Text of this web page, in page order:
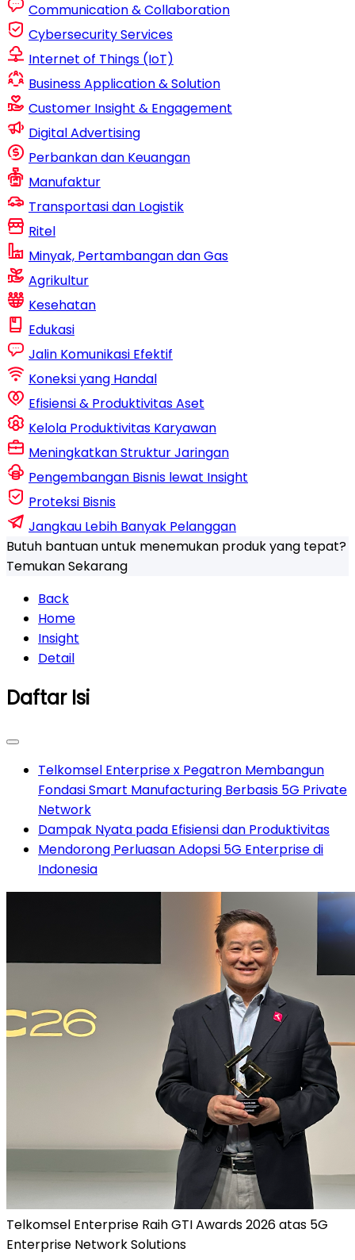
Communication & Collaboration
Cybersecurity Services
Internet of Things (IoT)
Business Application & Solution
Customer Insight & Engagement
Digital Advertising
Perbankan dan Keuangan
Manufaktur
Transportasi dan Logistik
Ritel
Minyak, Pertambangan dan Gas
Agrikultur
Kesehatan
Edukasi
Jalin Komunikasi Efektif
Koneksi yang Handal
Efisiensi & Produktivitas Aset
Kelola Produktivitas Karyawan
Meningkatkan Struktur Jaringan
Pengembangan Bisnis lewat Insight
Proteksi Bisnis
Jangkau Lebih Banyak Pelanggan
Butuh bantuan untuk menemukan produk yang tepat?
Temukan Sekarang
Back
Home
Insight
Detail
Daftar Isi
Telkomsel Enterprise x Pegatron Membangun
Fondasi Smart Manufacturing Berbasis 5G Private
Network
Dampak Nyata pada Efisiensi dan Produktivitas
Mendorong Perluasan Adopsi 5G Enterprise di
Indonesia
Telkomsel Enterprise Raih GTI Awards 2026 atas 5G
Enterprise Network Solutions